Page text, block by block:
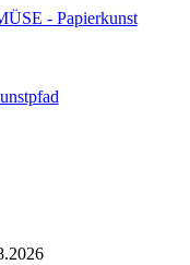
- Papierkunst